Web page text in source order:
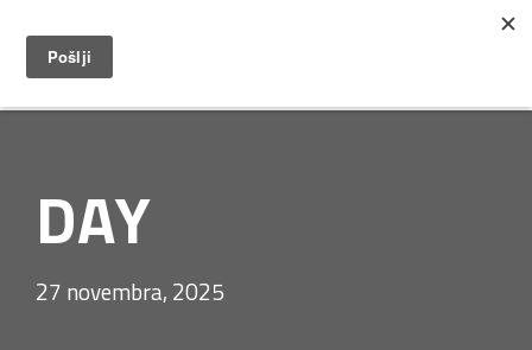
DAY
27 novembra, 2025